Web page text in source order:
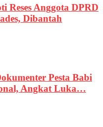
Reses Anggota DPRD
Dibantah
Pesta Babi
Angkat Luka…